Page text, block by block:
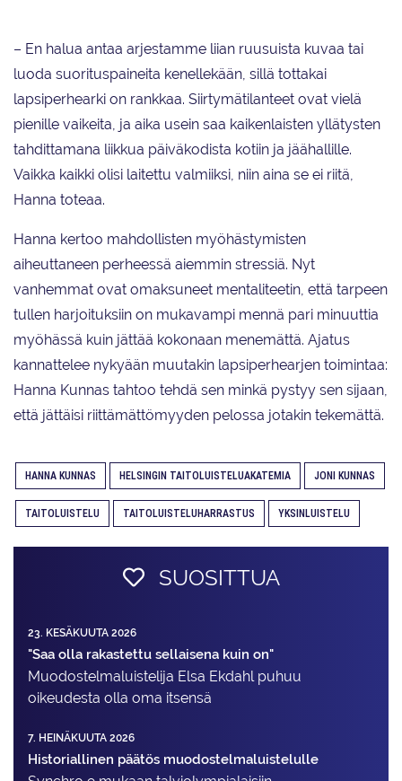
– En halua antaa arjestamme liian ruusuista kuvaa tai
luoda suorituspaineita kenellekään, sillä tottakai
lapsiperhearki on rankkaa. Siirtymätilanteet ovat vielä
pienille vaikeita, ja aika usein saa kaikenlaisten yllätysten
tahdittamana liikkua päiväkodista kotiin ja jäähallille.
Vaikka kaikki olisi laitettu valmiiksi, niin aina se ei riitä,
Hanna toteaa.
Hanna kertoo mahdollisten myöhästymisten
aiheuttaneen perheessä aiemmin stressiä. Nyt
vanhemmat ovat omaksuneet mentaliteetin, että tarpeen
tullen harjoituksiin on mukavampi mennä pari minuuttia
myöhässä kuin jättää kokonaan menemättä. Ajatus
kannattelee nykyään muutakin lapsiperhearjen toimintaa:
Hanna Kunnas tahtoo tehdä sen minkä pystyy sen sijaan,
että jättäisi riittämättömyyden pelossa jotakin tekemättä.
HANNA KUNNAS HELSINGIN TAITOLUISTELUAKATEMIA JONI KUNNAS
TAITOLUISTELU TAITOLUISTELUHARRASTUS YKSINLUISTELU
SUOSITTUA
23. KESÄKUUTA 2026
"Saa olla rakastettu sellaisena kuin on"
Muodostelma­luistelija Elsa Ekdahl puhuu
oikeudesta olla oma itsensä
7. HEINÄKUUTA 2026
Historiallinen päätös muodostelmaluistelulle